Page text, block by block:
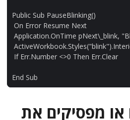
Public Sub PauseBlinking()
On Error Resume Next
Application.OnTime pNext\ _blink,
ActiveWorkbook.Styles("blink").
If Err.Number <>0 Then Err.Clear
End Sub
או מפסיקים את